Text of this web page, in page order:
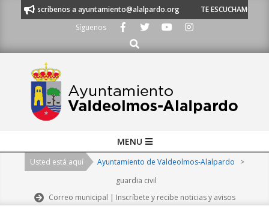
escríbenos a ayuntamiento@alalpardo.org
TE ESCUCHAMOS -
Síguenos
Buscar
Navigation
MENU
Usted está aquí Ayuntamiento de Valdeolmos-Alalpardo
>
guardia civil
Correo municipal | Inscríbete y recibe noticias y avisos